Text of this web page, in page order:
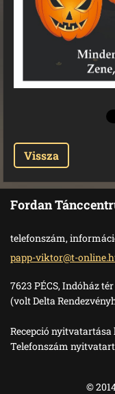
Vissza
Fordan
telefonszám,
papp-viktor@t-on
7623 PÉCS, Indóház tér
(volt Delta
Recepció nyitvatartása
Telefonszám
©